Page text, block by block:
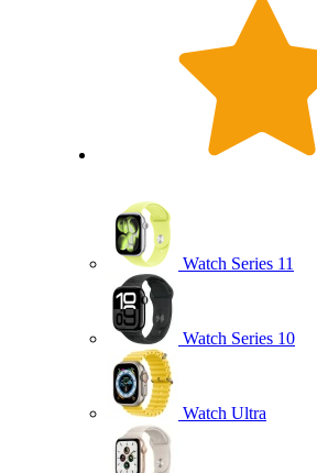
Watch Series 11
Watch Series 10
Watch Ultra